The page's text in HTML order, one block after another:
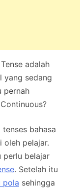
adalah
yang sedang
pernah
bahasa
oleh pelajar.
perlu belajar
. Setelah itu
pola sehingga